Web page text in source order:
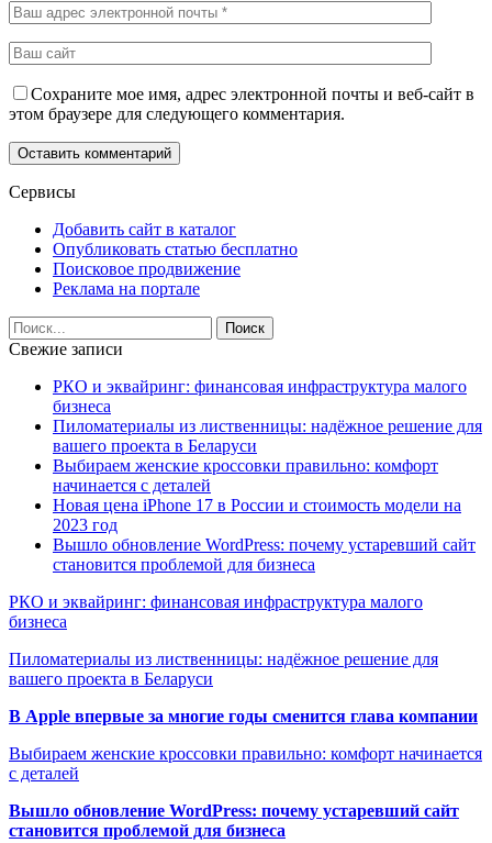
Сохраните мое имя, адрес электронной почты и веб-сайт в
этом браузере для следующего комментария.
Сервисы
Добавить сайт в каталог
Опубликовать статью бесплатно
Поисковое продвижение
Реклама на портале
Свежие записи
РКО и эквайринг: финансовая инфраструктура малого
бизнеса
Пиломатериалы из лиственницы: надёжное решение для
вашего проекта в Беларуси
Выбираем женские кроссовки правильно: комфорт
начинается с деталей
Новая цена iPhone 17 в России и стоимость модели на
2023 год
Вышло обновление WordPress: почему устаревший сайт
становится проблемой для бизнеса
РКО и эквайринг: финансовая инфраструктура малого
бизнеса
Пиломатериалы из лиственницы: надёжное решение для
вашего проекта в Беларуси
В Apple впервые за многие годы сменится глава компании
Выбираем женские кроссовки правильно: комфорт начинается
с деталей
Вышло обновление WordPress: почему устаревший сайт
становится проблемой для бизнеса